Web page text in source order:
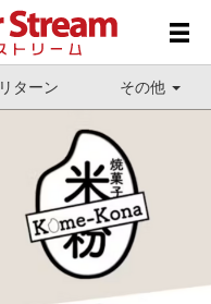
リターン その他